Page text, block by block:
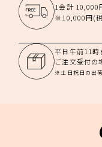
1会計
※10,000円(
平日午前11時
ご注文受付の
※土日祝日の出